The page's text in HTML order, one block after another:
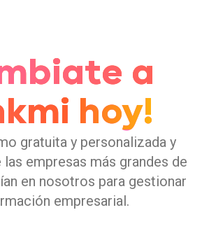
a
hoy!
gratuita y personalizada y
empresas más grandes de
en nosotros para gestionar
empresarial.